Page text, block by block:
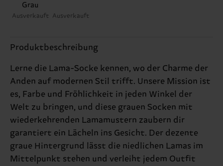
Grau
Ausverkauft Ausverkauft
Produktbeschreibung
Lerne die Lama-Socke kennen, wo der Charme der
Anden auf modernen Stil trifft. Unsere Mission ist
es, Farbe und Fröhlichkeit in jeden Winkel der
Welt zu bringen, und diese grauen Socken mit
wiederkehrenden Lamamustern zaubern dir
garantiert ein Lächeln ins Gesicht. Der dezente
graue Hintergrund lässt die niedlichen Lamas im
Mittelpunkt stehen und verleiht jedem Outfit